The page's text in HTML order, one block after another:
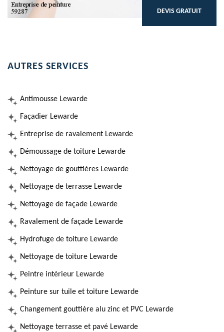
DEVIS GRATUIT
AUTRES SERVICES
Antimousse Lewarde
Façadier Lewarde
Entreprise de ravalement Lewarde
Démoussage de toiture Lewarde
Nettoyage de gouttières Lewarde
Nettoyage de terrasse Lewarde
Nettoyage de façade Lewarde
Ravalement de façade Lewarde
Hydrofuge de toiture Lewarde
Nettoyage de toiture Lewarde
Peintre intérieur Lewarde
Peinture sur tuile et toiture Lewarde
Changement gouttière alu zinc et PVC Lewarde
Nettoyage terrasse et pavé Lewarde